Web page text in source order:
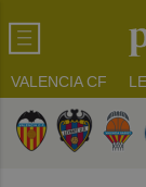
VALENCIA CF